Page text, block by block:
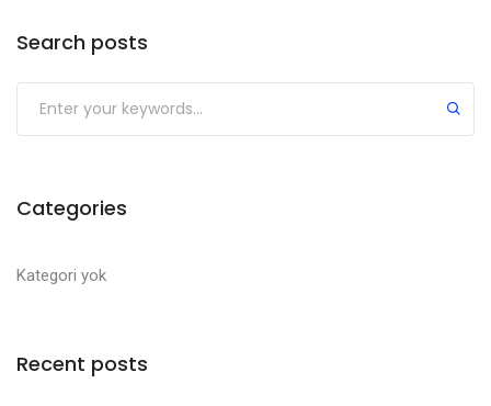
Search posts
Categories
Kategori yok
Recent posts